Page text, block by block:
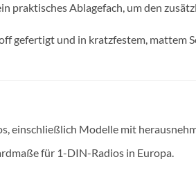
praktisches Ablagefach, um den
gefertigt und in kratzfestem, mattem
einschließlich Modelle mit
für 1-DIN-Radios in Europa.